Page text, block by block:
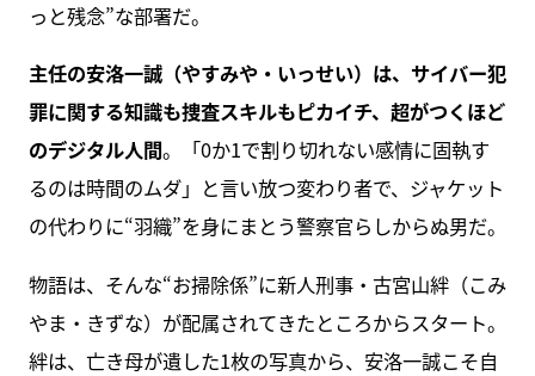
っと残念”な部署だ。
主任の安洛一誠（やすみや・いっせい）は、サイバー犯
罪に関する知識も捜査スキルもピカイチ、超がつくほど
のデジタル人間。「0か1で割り切れない感情に固執す
るのは時間のムダ」と言い放つ変わり者で、ジャケット
の代わりに“羽織”を身にまとう警察官らしからぬ男だ。
物語は、そんな“お掃除係”に新人刑事・古宮山絆（こみ
やま・きずな）が配属されてきたところからスタート。
絆は、亡き母が遺した1枚の写真から、安洛一誠こそ自